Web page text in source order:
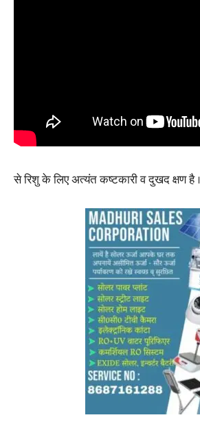
से रिशु के लिए अत्यंत कष्टकारी व दुखद क्षण है ।